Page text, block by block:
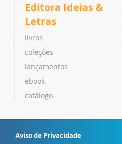
Editora Ideias &
Letras
livros
coleções
lançamentos
ebook
catálogo
Aviso de Privacidade